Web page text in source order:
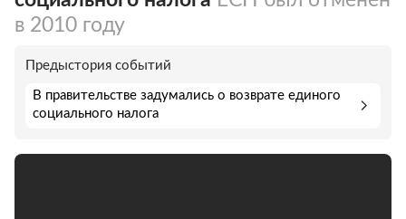
в 2010 году
Предыстория событий
В правительстве задумались о возврате единого
социального налога